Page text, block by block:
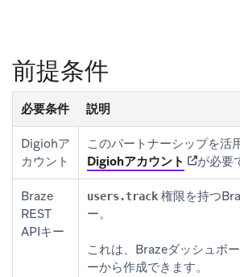
前提条件
必要条件 説明
Digiohア
カウント
このパートナーシップを活
Digiohアカウント (opens in
が必要
Braze
REST
APIキー
users.track 権限を持つ
ー。
これは、Brazeダッシュボ
ーから作成できます。